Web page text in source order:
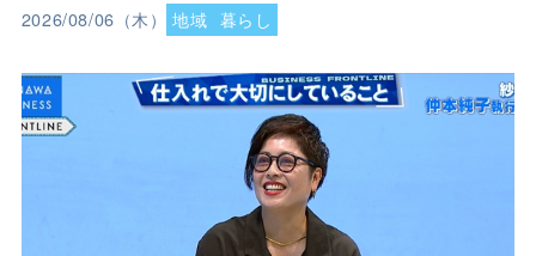
2026/08/06（木） 地域 暮らし